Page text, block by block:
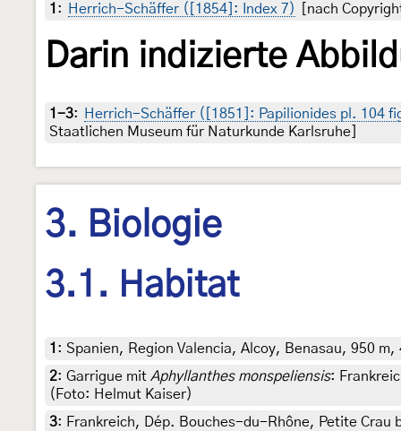
1 : Herrich-Schäffer ([1854]: Index 7) [nach
Darin indizierte
1-3:
Herrich-Schäffer ([1851]: Papilionides pl. 104
Staatlichen Museum für Naturkunde Karlsruhe]
3. Biologie
3.1. Habitat
1 : Spanien, Region Valencia, Alcoy, Benasau, 950
2: Garrigue mit Aphyllanthes monspeliensis:
(Foto: Helmut Kaiser)
3: Frankreich, Dép. Bouches-du-Rhône, Petite Crau